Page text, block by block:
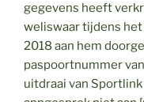
gegevens heeft
weliswaar tijdens
2018 aan hem
paspoortnummer
uitdraai van